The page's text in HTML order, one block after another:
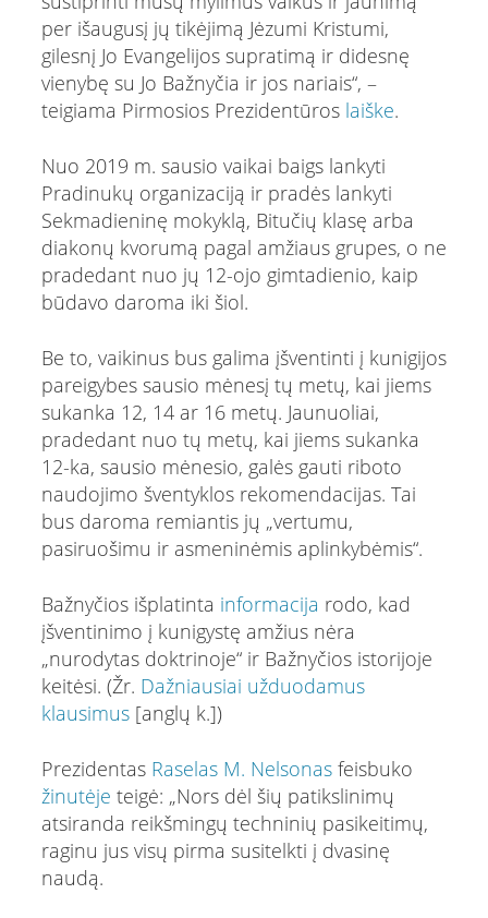
per išaugusį jų tikėjimą Jėzumi Kristumi,
gilesnį Jo Evangelijos supratimą ir didesnę
vienybę su Jo Bažnyčia ir jos nariais“, –
teigiama Pirmosios Prezidentūros laiške.
Nuo 2019 m. sausio vaikai baigs lankyti
Pradinukų organizaciją ir pradės lankyti
Sekmadieninę mokyklą, Bitučių klasę arba
diakonų kvorumą pagal amžiaus grupes, o ne
pradedant nuo jų 12-ojo gimtadienio, kaip
būdavo daroma iki šiol.
Be to, vaikinus bus galima įšventinti į kunigijos
pareigybes sausio mėnesį tų metų, kai jiems
sukanka 12, 14 ar 16 metų. Jaunuoliai,
pradedant nuo tų metų, kai jiems sukanka
12-ka, sausio mėnesio, galės gauti riboto
naudojimo šventyklos rekomendacijas. Tai
bus daroma remiantis jų „vertumu,
pasiruošimu ir asmeninėmis aplinkybėmis“.
Bažnyčios išplatinta informacija rodo, kad
įšventinimo į kunigystę amžius nėra
„nurodytas doktrinoje“ ir Bažnyčios istorijoje
keitėsi. (Žr. Dažniausiai užduodamus
klausimus[anglų k.])
Prezidentas Raselas M. Nelsonasfeisbuko
žinutėje teigė: „Nors dėl šių patikslinimų
atsiranda reikšmingų techninių pasikeitimų,
raginu jus visų pirma susitelkti į dvasinę
naudą.